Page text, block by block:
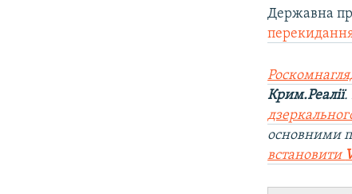
Державна
Крим.Реалії.
основними
встановити